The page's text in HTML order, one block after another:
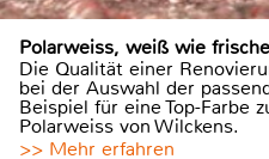
Polarweiss, weiß wie
Die Qualität einer
bei der Auswahl der
Beispiel für eine Top-Farbe
Polarweiss von Wilckens.
>> Mehr erfahren